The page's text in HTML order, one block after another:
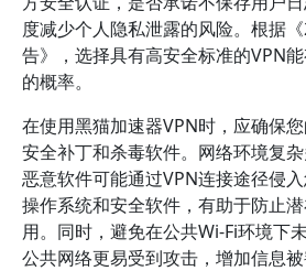
度减少个人隐私泄露的风险。根据
告》，选择具有高安全标准的VPN
的概率。
在使用黑猫加速器VPN时，应确保
安全补丁和杀毒软件。网络环境复
恶意软件可能通过VPN连接途径侵
操作系统和安全软件，有助于防止
用。同时，避免在公共Wi-Fi环境下
公共网络更易受到攻击，增加信息被